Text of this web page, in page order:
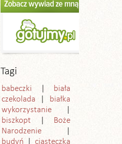
Tagi
babeczki
biała
czekolada
białka
wykorzystanie
biszkopt
Boże
Narodzenie
budyń
ciasteczka